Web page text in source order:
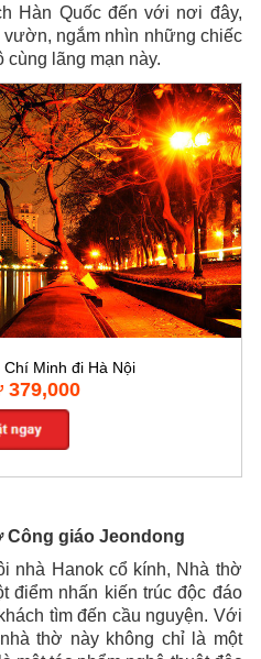
Hàn Quốc đến với nơi đây,
vườn, ngắm nhìn những chiếc
cùng lãng mạn này.
Minh đi Hà Nội
Công giáo Jeondong
nhà Hanok cổ kính, Nhà thờ
điểm nhấn kiến trúc độc đáo
tìm đến cầu nguyện. Với
thờ này không chỉ là một